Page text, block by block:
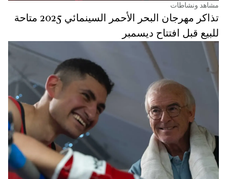
مشاهد ونشاطات
تذاكر مهرجان البحر الأحمر السينمائي 2025 متاحة
للبيع قبل افتتاح ديسمبر